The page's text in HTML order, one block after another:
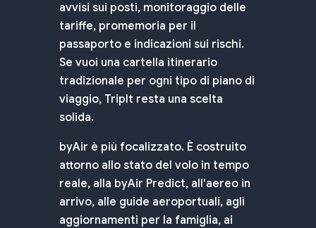
avvisi sui posti, monitoraggio delle
tariffe, promemoria per il
passaporto e indicazioni sui rischi.
Se vuoi una cartella itinerario
tradizionale per ogni tipo di piano di
viaggio, TripIt resta una scelta
solida.
byAir è più focalizzato. È costruito
attorno allo stato del volo in tempo
reale, alla byAir Predict, all'aereo in
arrivo, alle guide aeroportuali, agli
aggiornamenti per la famiglia, ai